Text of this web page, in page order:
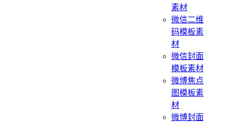
素材
微信二维
码模板素
材
微信封面
模板素材
微博焦点
图模板素
材
微博封面